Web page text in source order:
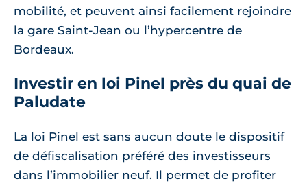
mobilité, et peuvent ainsi facilement rejoindre
la gare Saint-Jean ou l’hypercentre de
Bordeaux.
Investir en loi Pinel près du quai de
Paludate
La loi Pinel est sans aucun doute le dispositif
de défiscalisation préféré des investisseurs
dans l’immobilier neuf. Il permet de profiter